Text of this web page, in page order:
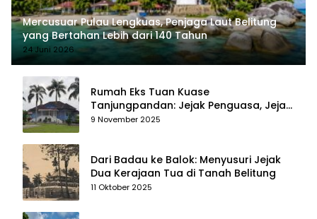
Mercusuar Pulau Lengkuas, Penjaga Laut Belitung
yang Bertahan Lebih dari 140 Tahun
24 Juni 2026
Rumah Eks Tuan Kuase
Tanjungpandan: Jejak Penguasa, Jejak
Kenangan
9 November 2025
Dari Badau ke Balok: Menyusuri Jejak
Dua Kerajaan Tua di Tanah Belitung
11 Oktober 2025